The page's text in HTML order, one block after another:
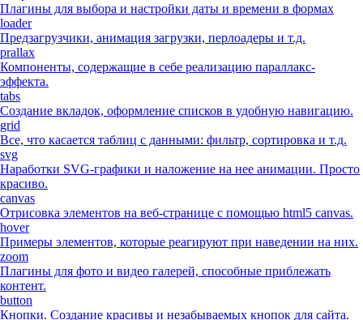
Плагины для выбора и настройки даты и времени в формах
loader
Предзагрузчики, анимация загрузки, перлоадеры и т.д.
prallax
Компоненты, содержащие в себе реализацию параллакс-
эффекта.
tabs
Создание вкладок, оформление списков в удобную навигацию.
grid
Все, что касается таблиц с данными: фильтр, сортировка и т.д.
svg
Наработки SVG-графики и наложение на нее анимации. Просто
красиво.
canvas
Отрисовка элементов на веб-странице с помощью html5 canvas.
hover
Примеры элементов, которые реагируют при наведении на них.
zoom
Плагины для фото и видео галерей, способные приблежать
контент.
button
Кнопки. Создание красивы и незабываемых кнопок для сайта.